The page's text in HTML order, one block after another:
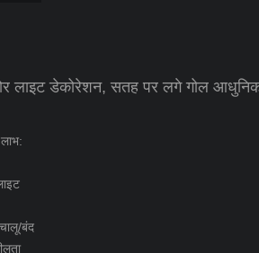
लाइट डेकोरेशन, सतह पर लगे गोल आधुनिक
बंद